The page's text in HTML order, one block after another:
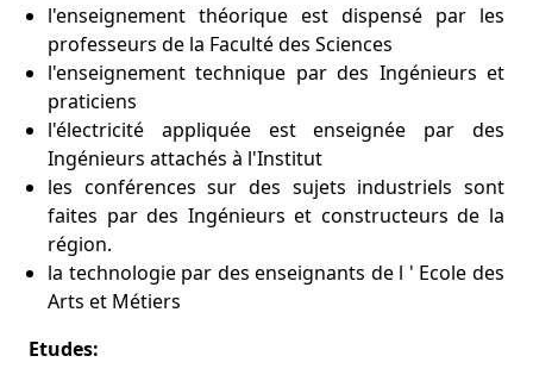
l'enseignement théorique est dispensé par les
professeurs de la Faculté des Sciences
l'enseignement technique par des Ingénieurs et
praticiens
l'électricité appliquée est enseignée par des
Ingénieurs attachés à l'Institut
les conférences sur des sujets industriels sont
faites par des Ingénieurs et constructeurs de la
région.
la technologie par des enseignants de l ' Ecole des
Arts et Métiers
Etudes: